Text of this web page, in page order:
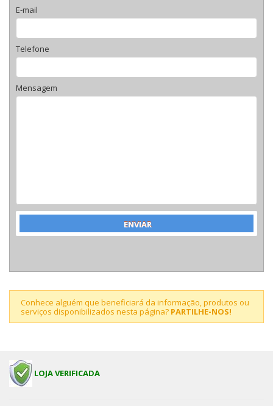
E-mail
Telefone
Mensagem
Conhece alguém que beneficiará da informação, produtos ou
serviços disponibilizados nesta página? PARTILHE-NOS!
LOJA VERIFICADA